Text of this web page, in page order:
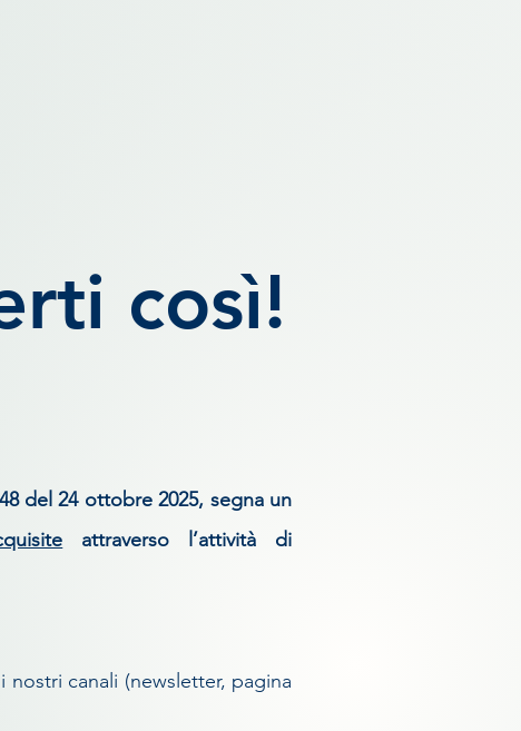
così!
del 24 ottobre 2025, segna un
attraverso l’attività di
canali (newsletter, pagina